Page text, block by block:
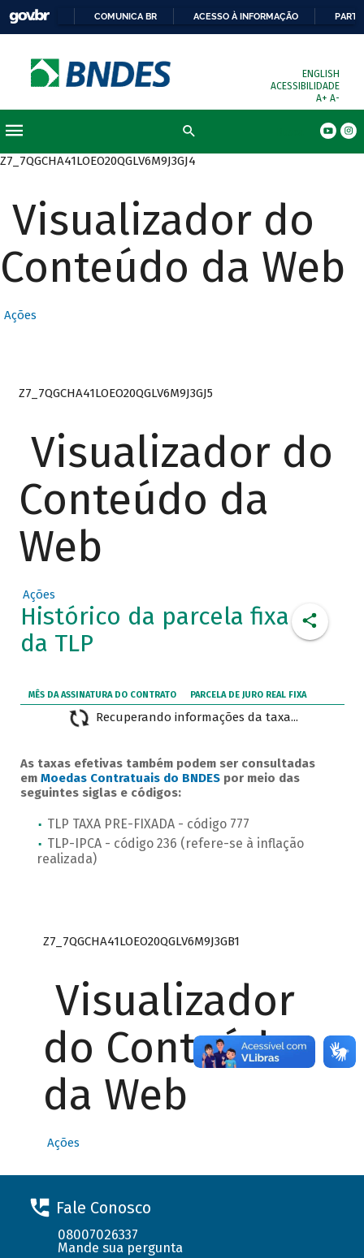
COMUNICA BR ACESSO À INFORMAÇÃO
ENGLISH
ACESSIBILIDADE
A+ A-
Z7_7QGCHA41LOEO20QGLV6M9J3GJ4
Visualizador do
Conteúdo da Web
Ações
Z7_7QGCHA41LOEO20QGLV6M9J3GJ5
Visualizador do
Conteúdo da
Web
Ações
Histórico da parcela fixa
da TLP
As taxas efetivas também podem ser consultadas
em Moedas Contratuais do BNDESpor meio das
seguintes siglas e códigos:
TLP TAXA PRE-FIXADA - código 777
TLP-IPCA - código 236 (refere-se à inflação
realizada)
Z7_7QGCHA41LOEO20QGLV6M9J3GB1
Visualizador
do Conteúdo
da Web
Ações
Fale Conosco
08007026337
Mande sua pergunta